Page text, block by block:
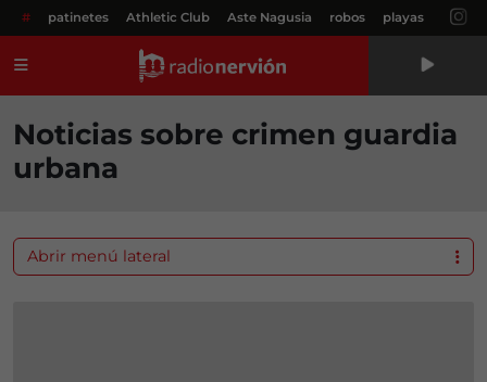
# patinetes Athletic Club Aste Nagusia robos playas
Noticias sobre crimen guardia
urbana
Abrir menú lateral